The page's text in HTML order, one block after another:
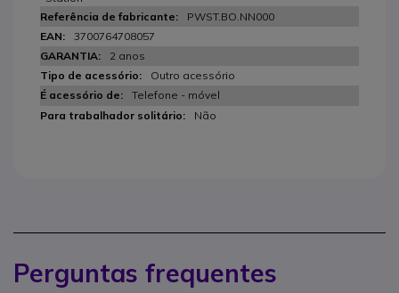
PWST.BO.NN000
3700764708057
2 anos
Outro acessório
Telefone - móvel
Não
Perguntas frequentes